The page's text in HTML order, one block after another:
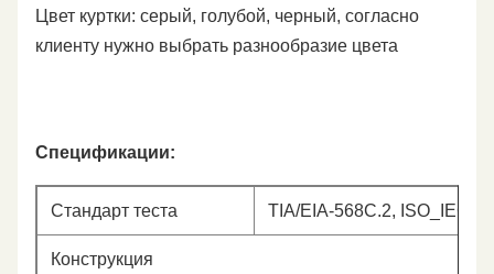
Цвет куртки: серый, голубой, черный, согласно
клиенту нужно выбрать разнообразие цвета
Спецификации:
Стандарт теста TIA/EIA-568C.2, ISO_IEC
Конструкция